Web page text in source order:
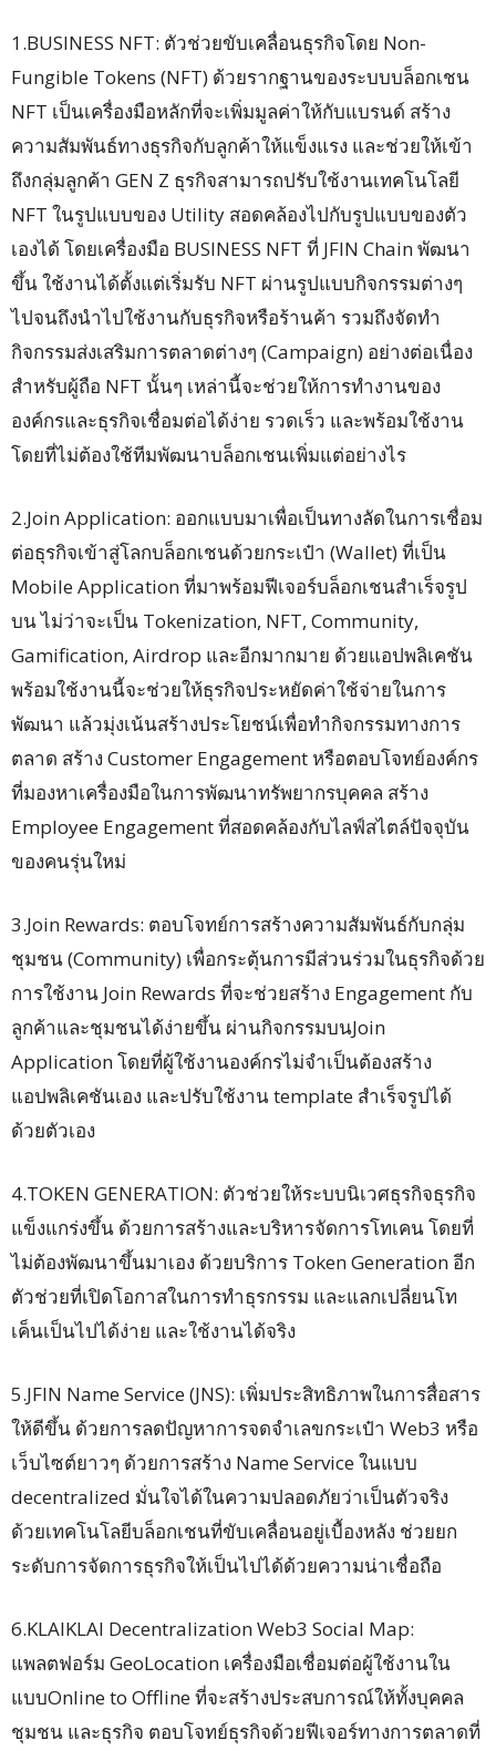
1.BUSINESS NFT: ตัวช่วยขับเคลื่อนธุรกิจโดย Non-
Fungible Tokens (NFT) ด้วยรากฐานของระบบบล็อกเชน
NFT เป็นเครื่องมือหลักที่จะเพิ่มมูลค่าให้กับแบรนด์ สร้าง
ความสัมพันธ์ทางธุรกิจกับลูกค้าให้แข็งแรง และช่วยให้เข้า
ถึงกลุ่มลูกค้า GEN Z ธุรกิจสามารถปรับใช้งานเทคโนโลยี
NFT ในรูปแบบของ Utility สอดคล้องไปกับรูปแบบของตัว
เองได้ โดยเครื่องมือ BUSINESS NFT ที่ JFIN Chain พัฒนา
ขึ้น ใช้งานได้ตั้งแต่เริ่มรับ NFT ผ่านรูปแบบกิจกรรมต่างๆ
ไปจนถึงนำไปใช้งานกับธุรกิจหรือร้านค้า รวมถึงจัดทำ
กิจกรรมส่งเสริมการตลาดต่างๆ (Campaign) อย่างต่อเนื่อง
สำหรับผู้ถือ NFT นั้นๆ เหล่านี้จะช่วยให้การทำงานของ
องค์กรและธุรกิจเชื่อมต่อได้ง่าย รวดเร็ว และพร้อมใช้งาน
โดยที่ไม่ต้องใช้ทีมพัฒนาบล็อกเชนเพิ่มแต่อย่างไร
2.Join Application: ออกแบบมาเพื่อเป็นทางลัดในการเชื่อม
ต่อธุรกิจเข้าสู่โลกบล็อกเชนด้วยกระเป๋า (Wallet) ที่เป็น
Mobile Application ที่มาพร้อมฟีเจอร์บล็อกเชนสำเร็จรูป
บน ไม่ว่าจะเป็น Tokenization, NFT, Community,
Gamification, Airdrop และอีกมากมาย ด้วยแอปพลิเคชัน
พร้อมใช้งานนี้จะช่วยให้ธุรกิจประหยัดค่าใช้จ่ายในการ
พัฒนา แล้วมุ่งเน้นสร้างประโยชน์เพื่อทำกิจกรรมทางการ
ตลาด สร้าง Customer Engagement หรือตอบโจทย์องค์กร
ที่มองหาเครื่องมือในการพัฒนาทรัพยากรบุคคล สร้าง
Employee Engagement ที่สอดคล้องกับไลฟ์สไตล์ปัจจุบัน
ของคนรุ่นใหม่
3.Join Rewards: ตอบโจทย์การสร้างความสัมพันธ์กับกลุ่ม
ชุมชน (Community) เพื่อกระตุ้นการมีส่วนร่วมในธุรกิจด้วย
การใช้งาน Join Rewards ที่จะช่วยสร้าง Engagement กับ
ลูกค้าและชุมชนได้ง่ายขึ้น ผ่านกิจกรรมบนJoin
Application โดยที่ผู้ใช้งานองค์กรไม่จำเป็นต้องสร้าง
แอปพลิเคชันเอง และปรับใช้งาน template สำเร็จรูปได้
ด้วยตัวเอง
4.TOKEN GENERATION: ตัวช่วยให้ระบบนิเวศธุรกิจธุรกิจ
แข็งแกร่งขึ้น ด้วยการสร้างและบริหารจัดการโทเคน โดยที่
ไม่ต้องพัฒนาขึ้นมาเอง ด้วยบริการ Token Generation อีก
ตัวช่วยที่เปิดโอกาสในการทำธุรกรรม และแลกเปลี่ยนโท
เค็นเป็นไปได้ง่าย และใช้งานได้จริง
5.JFIN Name Service (JNS): เพิ่มประสิทธิภาพในการสื่อสาร
ให้ดีขึ้น ด้วยการลดปัญหาการจดจำเลขกระเป๋า Web3 หรือ
เว็บไซต์ยาวๆ ด้วยการสร้าง Name Service ในแบบ
decentralized มั่นใจได้ในความปลอดภัยว่าเป็นตัวจริง
ด้วยเทคโนโลยีบล็อกเชนที่ขับเคลื่อนอยู่เบื้องหลัง ช่วยยก
ระดับการจัดการธุรกิจให้เป็นไปได้ด้วยความน่าเชื่อถือ
6.KLAIKLAI Decentralization Web3 Social Map:
แพลตฟอร์ม GeoLocation เครื่องมือเชื่อมต่อผู้ใช้งานใน
แบบOnline to Offline ที่จะสร้างประสบการณ์ให้ทั้งบุคคล
ชุมชน และธุรกิจ ตอบโจทย์ธุรกิจด้วยฟีเจอร์ทางการตลาดที่